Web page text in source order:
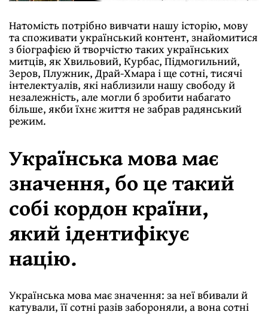
Натомість потрібно вивчати нашу історію, мову
та споживати український контент, знайомитися
з біографією й творчістю таких українських
митців, як Хвильовий, Курбас, Підмогильний,
Зеров, Плужник, Драй-Хмара і ще сотні, тисячі
інтелектуалів, які наблизили нашу свободу й
незалежність, але могли б зробити набагато
більше, якби їхнє життя не забрав радянський
режим.
Українська мова має
значення, бо це такий
собі кордон країни,
який ідентифікує
націю.
Українська мова має значення: за неї вбивали й
катували, її сотні разів забороняли, а вона сотні